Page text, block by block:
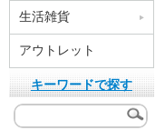
生活雑貨
アウトレット
キーワードで探す